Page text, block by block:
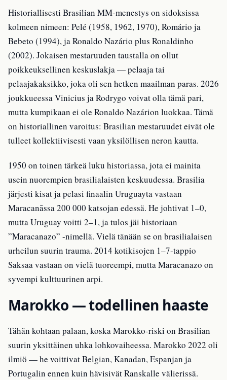
Historiallisesti Brasilian MM-menestys on sidoksissa
kolmeen nimeen: Pelé (1958, 1962, 1970), Romário ja
Bebeto (1994), ja Ronaldo Nazário plus Ronaldinho
(2002). Jokaisen mestaruuden taustalla on ollut
poikkeuksellinen keskuslakja — pelaaja tai
pelaajakaksikko, joka oli sen hetken maailman paras. 2026
joukkueessa Vinicius ja Rodrygo voivat olla tämä pari,
mutta kumpikaan ei ole Ronaldo Nazárion luokkaa. Tämä
on historiallinen varoitus: Brasilian mestaruudet eivät ole
tulleet kollektiivisesti vaan yksilöllisen neron kautta.
1950 on toinen tärkeä luku historiassa, jota ei mainita
usein nuorempien brasilialaisten keskuudessa. Brasilia
järjesti kisat ja pelasi finaalin Uruguayta vastaan
Maracanāssa 200 000 katsojan edessä. He johtivat 1–0,
mutta Uruguay voitti 2–1, ja tulos jäi historiaan
”Maracanazo” -nimellä. Vielä tänään se on brasilialaisen
urheilun suurin trauma. 2014 kotikisojen 1–7-tappio
Saksaa vastaan on vielä tuoreempi, mutta Maracanazo on
syvempi kulttuurinen arpi.
Marokko — todellinen haaste
Tähän kohtaan palaan, koska Marokko-riski on Brasilian
suurin yksittäinen uhka lohkovaiheessa. Marokko 2022 oli
ilmiö — he voittivat Belgian, Kanadan, Espanjan ja
Portugalin ennen kuin hävisivät Ranskalle välierissä.